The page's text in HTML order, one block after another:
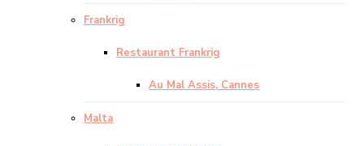
Frankrig
Restaurant Frankrig
Au Mal Assis, Cannes
Malta